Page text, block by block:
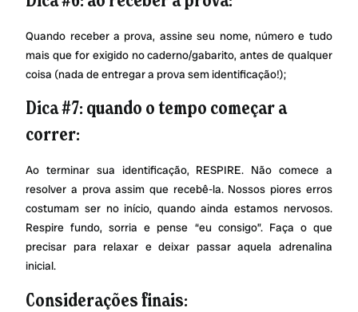
Quando receber a prova, assine seu nome, número e tudo
mais que for exigido no caderno/gabarito, antes de qualquer
coisa (nada de entregar a prova sem identificação!);
Dica #7: quando o tempo começar a
correr:
Ao terminar sua identificação, RESPIRE. Não comece a
resolver a prova assim que recebê-la. Nossos piores erros
costumam ser no início, quando ainda estamos nervosos.
Respire fundo, sorria e pense “eu consigo”. Faça o que
precisar para relaxar e deixar passar aquela adrenalina
inicial.
Considerações finais: